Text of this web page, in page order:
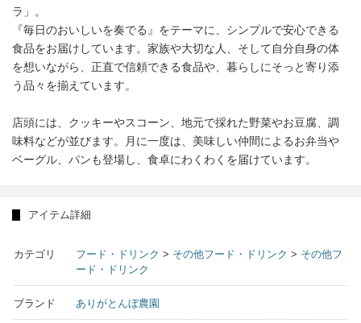
ラ」。
『毎日のおいしいを奏でる』をテーマに、シンプルで安心できる
食品をお届けしています。家族や大切な人、そして自分自身の体
を想いながら、正直で信頼できる食品や、暮らしにそっと寄り添
う品々を揃えています。
店頭には、クッキーやスコーン、地元で採れた野菜やお豆腐、調
味料などが並びます。月に一度は、美味しい仲間によるお弁当や
ベーグル、パンも登場し、食卓にわくわくを届けています。
アイテム詳細
カテゴリ フード・ドリンク > その他フード・ドリンク > その他フ
ード・ドリンク
ブランド ありがとんぼ農園